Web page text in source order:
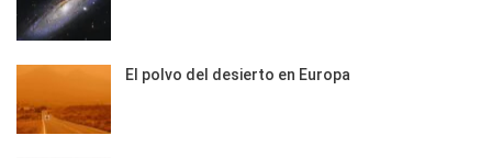
El polvo del desierto en Europa